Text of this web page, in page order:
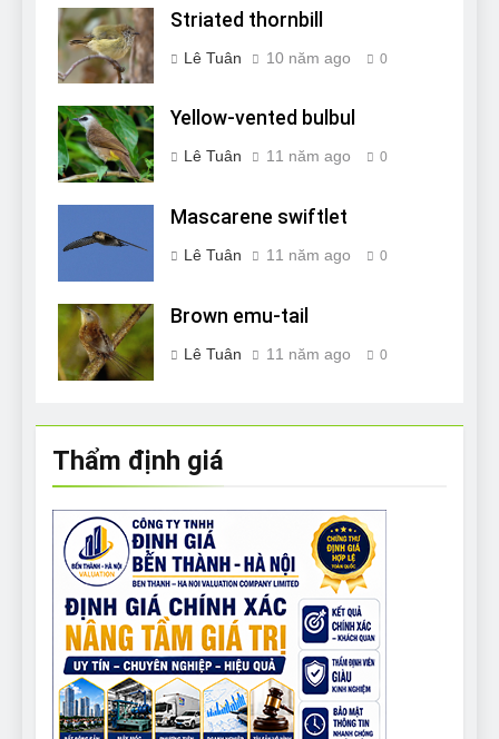
Striated thornbill
Lê Tuân 10 năm ago 0
Yellow-vented bulbul
Lê Tuân 11 năm ago 0
Mascarene swiftlet
Lê Tuân 11 năm ago 0
Brown emu-tail
Lê Tuân 11 năm ago 0
Thẩm định giá